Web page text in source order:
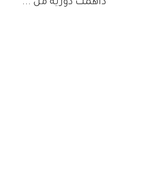
داهمت دورية من ...